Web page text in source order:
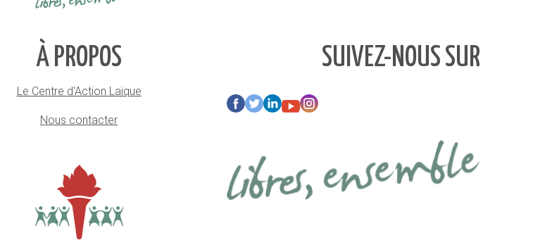
À PROPOS
Le Centre d'Action Laïque
Nous contacter
SUIVEZ-NOUS SUR